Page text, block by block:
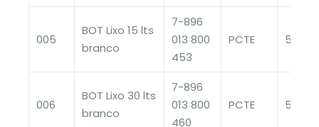
005
BOT Lixo 15 lts
branco
7-896
013 800
453
PCTE 50
006
BOT Lixo 30 lts
branco
7-896
013 800
460
PCTE 50